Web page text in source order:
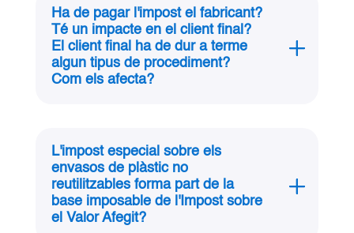
Ha de pagar l'impost el fabricant?
Té un impacte en el client final?
El client final ha de dur a terme
algun tipus de procediment?
Com els afecta?
L'impost especial sobre els
envasos de plàstic no
reutilitzables forma part de la
base imposable de l'Impost sobre
el Valor Afegit?